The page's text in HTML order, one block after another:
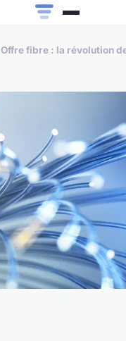
Offre fibre : la révolution